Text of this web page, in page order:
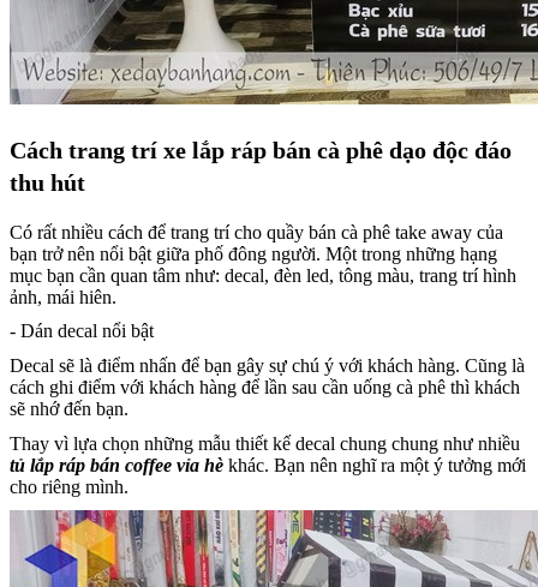
Cách trang trí xe lắp ráp bán cà phê dạo độc đáo
thu hút
Có rất nhiều cách để trang trí cho quầy bán cà phê take away của
bạn trở nên nổi bật giữa phố đông người. Một trong những hạng
mục bạn cần quan tâm như: decal, đèn led, tông màu, trang trí hình
ảnh, mái hiên.
- Dán decal nổi bật
Decal sẽ là điểm nhấn để bạn gây sự chú ý với khách hàng. Cũng là
cách ghi điểm với khách hàng để lần sau cần uống cà phê thì khách
sẽ nhớ đến bạn.
Thay vì lựa chọn những mẫu thiết kế decal chung chung như nhiều
tủ lắp ráp bán coffee vỉa hè khác. Bạn nên nghĩ ra một ý tưởng mới
cho riêng mình.